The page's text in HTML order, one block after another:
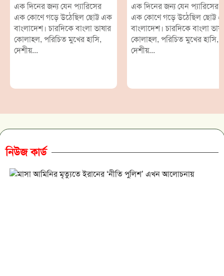
এক দিনের জন্য যেন প্যারিসের
এক কোণে গড়ে উঠেছিল ছোট্ট এক
বাংলাদেশ। চারদিকে বাংলা ভাষার
কোলাহল, পরিচিত মুখের হাসি,
দেশীয়...
এক দিনের জন্য যেন প্যারিসের
এক কোণে গড়ে উঠেছিল ছোট্ট
বাংলাদেশ। চারদিকে বাংলা
কোলাহল, পরিচিত মুখের হাসি,
দেশীয়...
নিউজ কার্ড